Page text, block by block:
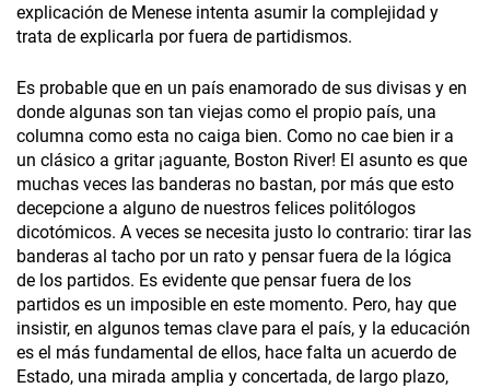
explicación de Menese intenta asumir la complejidad y
trata de explicarla por fuera de partidismos.
Es probable que en un país enamorado de sus divisas y en
donde algunas son tan viejas como el propio país, una
columna como esta no caiga bien. Como no cae bien ir a
un clásico a gritar ¡aguante, Boston River! El asunto es que
muchas veces las banderas no bastan, por más que esto
decepcione a alguno de nuestros felices politólogos
dicotómicos. A veces se necesita justo lo contrario: tirar las
banderas al tacho por un rato y pensar fuera de la lógica
de los partidos. Es evidente que pensar fuera de los
partidos es un imposible en este momento. Pero, hay que
insistir, en algunos temas clave para el país, y la educación
es el más fundamental de ellos, hace falta un acuerdo de
Estado, una mirada amplia y concertada, de largo plazo,